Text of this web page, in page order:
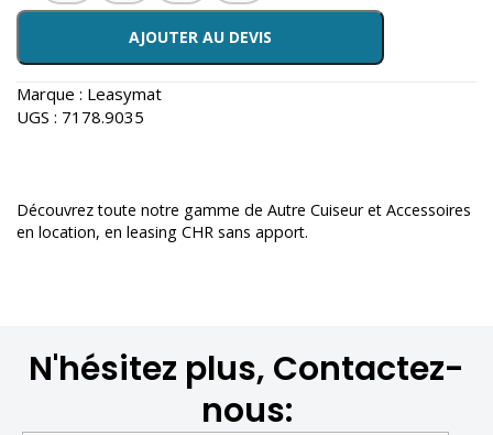
AJOUTER AU DEVIS
Marque : Leasymat
UGS : 7178.9035
Découvrez toute notre gamme de Autre Cuiseur et Accessoires
en location, en leasing CHR sans apport.
N'hésitez plus, Contactez-
nous: